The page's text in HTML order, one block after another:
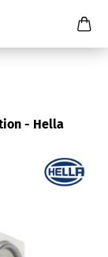
- Hella